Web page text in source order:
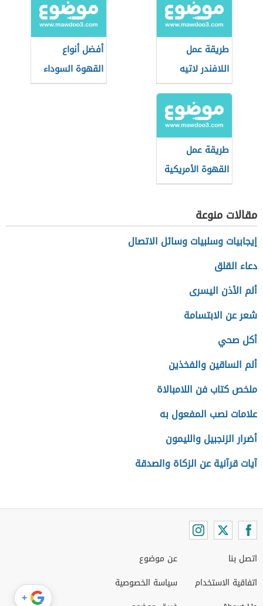
طريقة عمل
اللافندر لاتيه
أفضل أنواع
القهوة السوداء
طريقة عمل
القهوة الأمريكية
في البيت
مقالات منوعة
إيجابيات وسلبيات وسائل الاتصال
دعاء القلق
ألم الأذن اليسرى
شعر عن الابتسامة
أكل صحي
ألم الساقين والفخذين
ملخص كتاب فن اللامبالاة
علامات نصب المفعول به
أضرار الزنجبيل والليمون
آيات قرآنية عن الزكاة والصدقة
اتصل بنا
اتفاقية الاستخدام
عن موضوع
سياسة الخصوصية
+